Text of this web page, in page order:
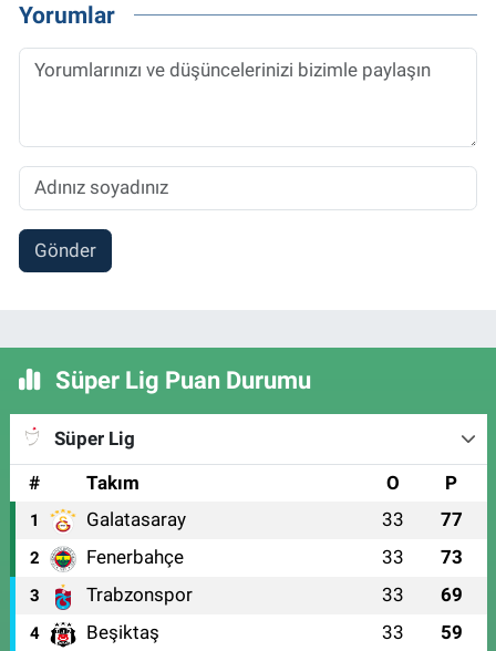
Yorumlar
Gönder
Süper Lig Puan Durumu
Süper Lig
#
Takım O P
1 Galatasaray 33 77
2 Fenerbahçe 33 73
3 Trabzonspor 33 69
4 Beşiktaş 33 59